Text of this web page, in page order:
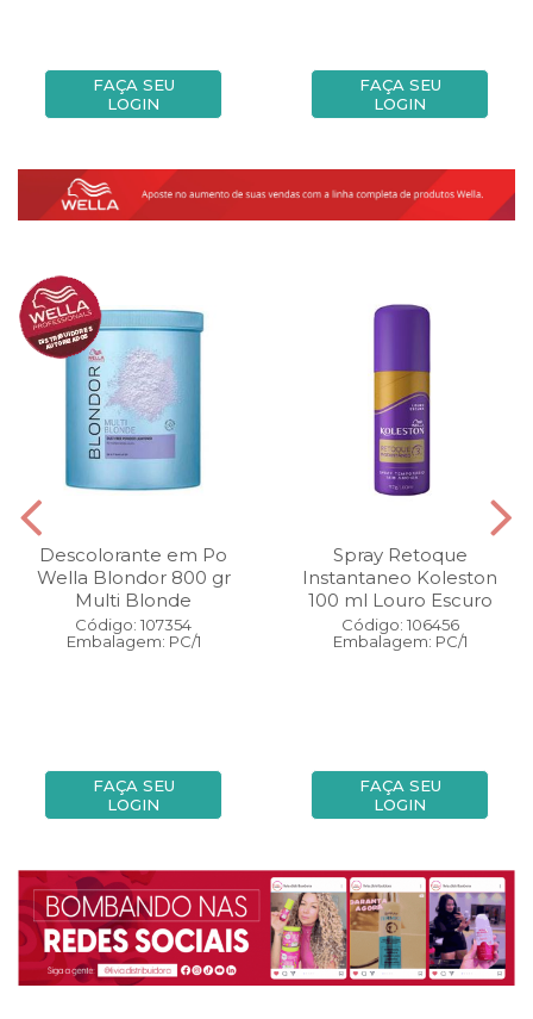
FAÇA SEU
LOGIN
FAÇA SEU
LOGIN
Descolorante em Po
Wella Blondor 800 gr
Multi Blonde
Código: 107354
Embalagem: PC/1
FAÇA SEU
LOGIN
Spray Retoque
Instantaneo Koleston
100 ml Louro Escuro
Código: 106456
Embalagem: PC/1
FAÇA SEU
LOGIN